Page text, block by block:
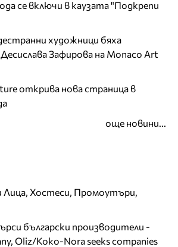
се включи в каузата "Подкрепи
художници бяха
Зафирова на Monaco Art
открива нова страница в
още новини...
Лица, Хостеси, Промоутъри,
български производители -
Oliz/Koko-Nora seeks companies